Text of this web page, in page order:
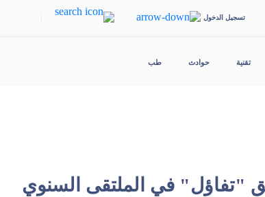
تسجيل الدخول
تقنية حوادث طب
"تفاؤل" في الملتقى السنوي